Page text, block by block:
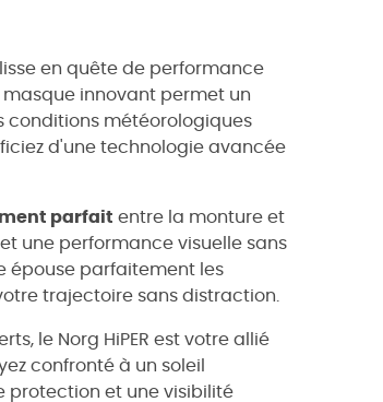
en quête de performance
masque innovant permet un
conditions météorologiques
d'une technologie avancée
parfait entre la monture et
et une performance visuelle sans
épouse parfaitement les
trajectoire sans distraction.
le Norg HiPER est votre allié
confronté à un soleil
protection et une visibilité